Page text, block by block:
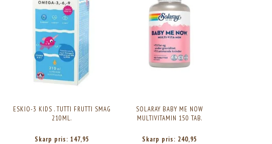
ESKIO-3 KIDS . TUTTI FRUTTI SMAG
210ML.
Skarp pris: 147,95
SOLARAY BABY ME NOW
MULTIVITAMIN 150 TAB.
Skarp pris: 240,95